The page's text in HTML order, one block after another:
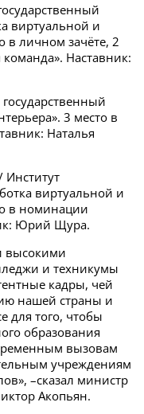
виртуальной и
в личном зачёте, 2
Наставник:
3 место в
Наталья
виртуальной и
в номинации
Юрий Щура.
высокими
и техникумы
кадры, чей
нашей страны и
для того, чтобы
образования
вызовам
учреждениям
–сказал министр
Акопьян.